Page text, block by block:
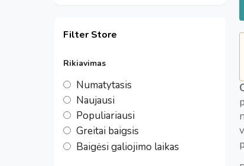
Filter Store
Rikiavimas
Numatytasis
Naujausi
Populiariausi
Greitai baigsis
Baigėsi galiojimo laikas